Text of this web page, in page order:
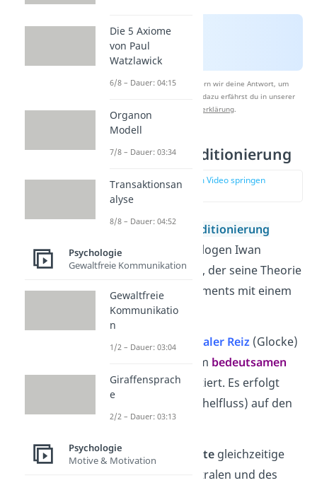
Nach Beantwortung speichern wir deine Antwort, um
Studyflix zu verbessern. Mehr dazu erfährst du in unserer
Datenschutzerklärung.
Klassische Konditionierung
zur Stelle im Video springen
(01:20)
Dieklassischen Konditionierung
stammt vom Psychologen Iwan
PetrowitschPawlow , der seine Theorie
anhand eines Experiments mit einem
Hund aufstellte.
Dabei wird einneutraler Reiz(Glocke)
mit einem bedeutsamen
Reiz(Futter) präsentiert. Es erfolgt
eine
(Speichelfluss) auf den
bedeutsamenReiz.
Durch die
wiederholte gleichzeitige
Darbietung des neutralen und des
Die 5 Axiome
von Paul
Watzlawick
6/8 – Dauer: 04:15
Organon
Modell
7/8 – Dauer: 03:34
Transaktionsan
alyse
8/8 – Dauer: 04:52
Psychologie
Gewaltfreie Kommunikation
Gewaltfreie
Kommunikatio
n
1/2 – Dauer: 03:04
Giraffensprach
e
2/2 – Dauer: 03:13
Psychologie
Motive & Motivation